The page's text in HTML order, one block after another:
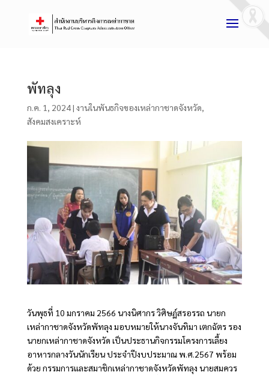
พัทลุง
ก.ค. 1, 2024| งานในพันธกิจของเหล่ากาชาดจังหวัด,
สังคมสงเคราะห์
วันพุธที่ 10 มกราคม 2566 นางนิศากร วิศิษฏ์สรอรรถ นายก
เหล่ากาชาดจังหวัดพัทลุง มอบหมายให้นางจันทิมา เตกฉัตร รอง
นายกเหล่ากาชาดจังหวัด เป็นประธานกิจกรรมโครงการเลี้ยง
อาหารกลางวันนักเรียน ประจำปีงบประมาณ พ.ศ.2567 พร้อม
ด้วย กรรมการและสมาชิกเหล่ากาชาดจังหวัดพัทลุง นายสมควร